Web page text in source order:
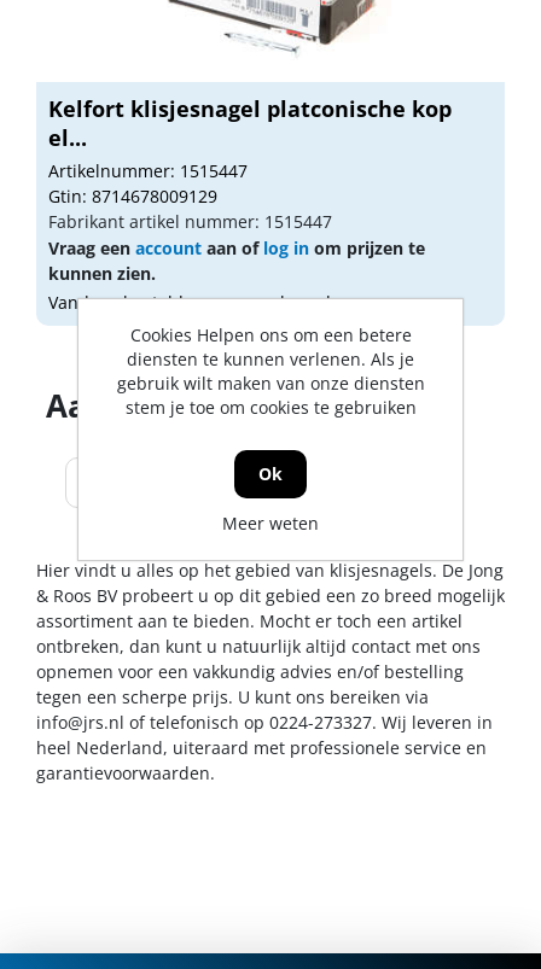
Kelfort klisjesnagel platconische kop
el...
Artikelnummer: 1515447
Gtin: 8714678009129
Fabrikant artikel nummer: 1515447
Vraag een account aan of log in om prijzen te
kunnen zien.
Vandaag besteld, morgen geleverd
Aantal producten tonen
Hier vindt u alles op het gebied van klisjesnagels. De Jong
& Roos BV probeert u op dit gebied een zo breed mogelijk
assortiment aan te bieden. Mocht er toch een artikel
ontbreken, dan kunt u natuurlijk altijd contact met ons
opnemen voor een vakkundig advies en/of bestelling
tegen een scherpe prijs. U kunt ons bereiken via
info@jrs.nl of telefonisch op 0224-273327. Wij leveren in
heel Nederland, uiteraard met professionele service en
garantievoorwaarden.
Cookies Helpen ons om een betere
diensten te kunnen verlenen. Als je
gebruik wilt maken van onze diensten
stem je toe om cookies te gebruiken
Ok
Meer weten